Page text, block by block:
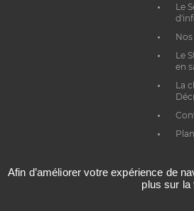
Le
Le
en
La
Afin d’améliorer votre expérience de
plus sur la